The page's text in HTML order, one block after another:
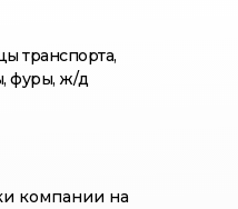
компании на
транспорта,
фуры, ж/д